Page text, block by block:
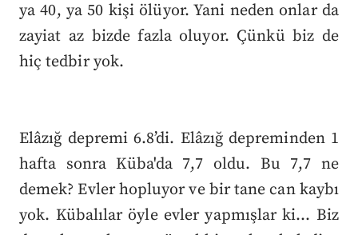
ya 40, ya 50 kişi ölüyor. Yani neden onlar da
zayiat az bizde fazla oluyor. Çünkü biz de
hiç tedbir yok.
Elâzığ depremi 6.8’di. Elâzığ depreminden 1
hafta sonra Küba'da 7,7 oldu. Bu 7,7 ne
demek? Evler hopluyor ve bir tane can kaybı
yok. Kübalılar öyle evler yapmışlar ki… Biz